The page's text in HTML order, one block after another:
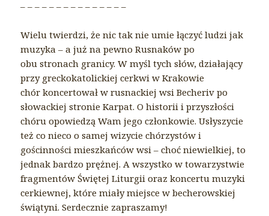
– – – – – – – – – – – – – – –
Wielu twierdzi, że nic tak nie umie łączyć ludzi jak
muzyka – a już na pewno Rusnaków po
obu stronach granicy. W myśl tych słów, działający
przy greckokatolickiej cerkwi w Krakowie
chór koncertował w rusnackiej wsi Becheriv po
słowackiej stronie Karpat. O historii i przyszłości
chóru opowiedzą Wam jego członkowie. Usłyszycie
też co nieco o samej wizycie chórzystów i
gościnności mieszkańców wsi – choć niewielkiej, to
jednak bardzo prężnej. A wszystko w towarzystwie
fragmentów Świętej Liturgii oraz koncertu muzyki
cerkiewnej, które miały miejsce w becherowskiej
świątyni. Serdecznie zapraszamy!